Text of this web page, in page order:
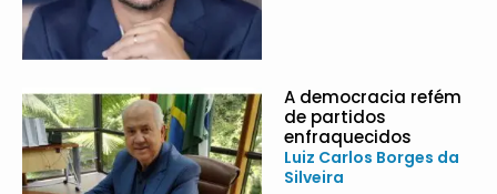
A democracia refém
de partidos
enfraquecidos
Luiz Carlos Borges da
Silveira